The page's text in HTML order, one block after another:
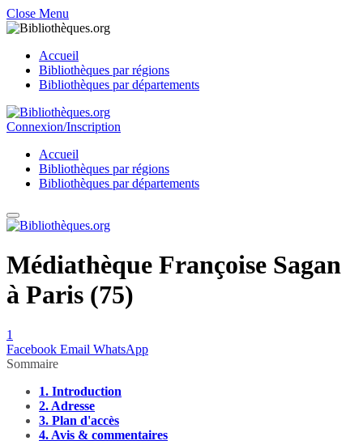
Close Menu
Accueil
Bibliothèques par régions
Bibliothèques par départements
Connexion/Inscription
Accueil
Bibliothèques par régions
Bibliothèques par départements
Médiathèque Françoise Sagan
à Paris (75)
1
Facebook Email WhatsApp
Sommaire
1. Introduction
2. Adresse
3. Plan d'accès
4. Avis & commentaires